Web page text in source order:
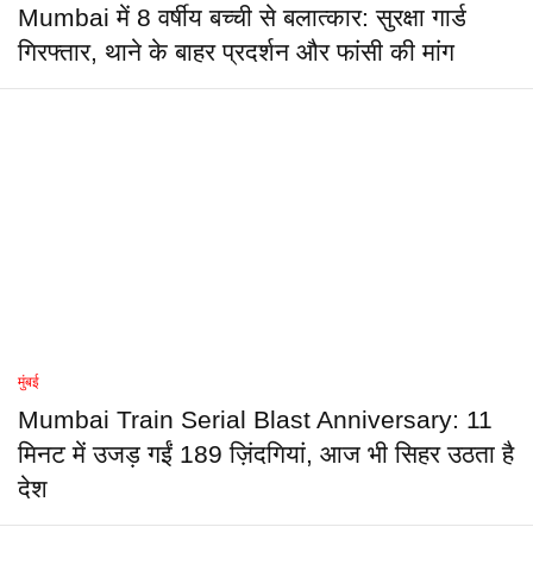
Mumbai में 8 वर्षीय बच्ची से बलात्कार: सुरक्षा गार्ड
गिरफ्तार, थाने के बाहर प्रदर्शन और फांसी की मांग
मुंबई
Mumbai Train Serial Blast Anniversary: 11
मिनट में उजड़ गईं 189 ज़िंदगियां, आज भी सिहर उठता है
देश